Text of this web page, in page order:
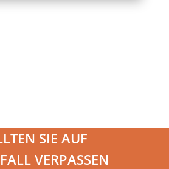
SIE AUF
VERPASSEN